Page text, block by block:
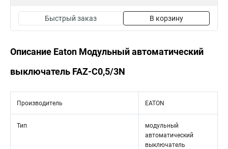
Быстрый заказ В корзину
Описание Eaton Модульный автоматический
выключатель FAZ-C0,5/3N
Производитель EATON
Тип
модульный
автоматический
выключатель